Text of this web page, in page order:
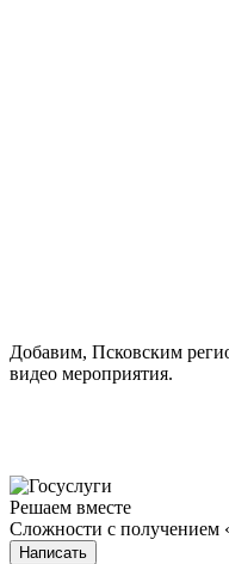
Добавим, Псковским
видео мероприятия.
Решаем вместе
Сложности с получением
Написать